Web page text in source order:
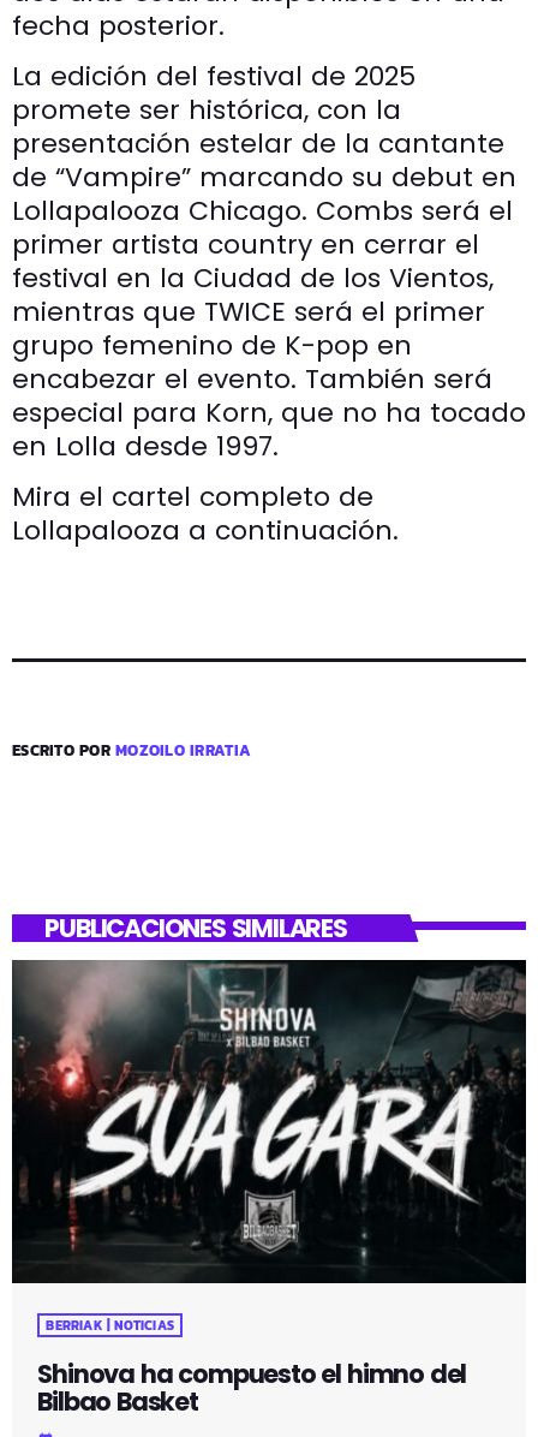
fecha posterior.
La edición del festival de 2025
promete ser histórica, con la
presentación estelar de la cantante
de “Vampire” marcando su debut en
Lollapalooza Chicago. Combs será el
primer artista country en cerrar el
festival en la Ciudad de los Vientos,
mientras que TWICE será el primer
grupo femenino de K-pop en
encabezar el evento. También será
especial para Korn, que no ha tocado
en Lolla desde 1997.
Mira el cartel completo de
Lollapalooza a continuación.
ESCRITO PORMOZOILO IRRATIA
PUBLICACIONES SIMILARES
BERRIAK | NOTICIAS
Shinova ha compuesto el himno del
Bilbao Basket